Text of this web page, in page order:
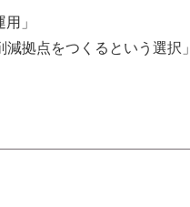
」
拠点をつくるという選択」